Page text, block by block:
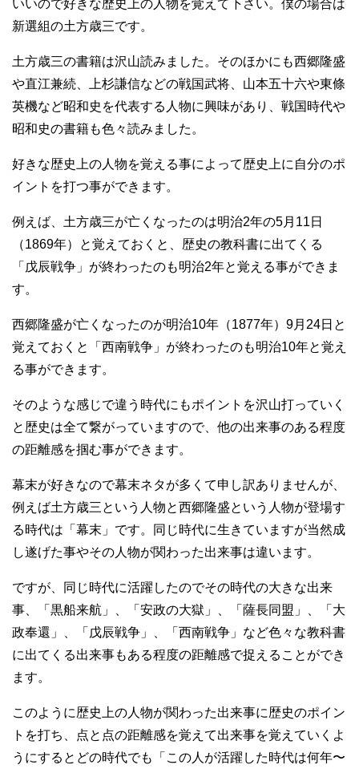
いいので好きな歴史上の人物を覚えて下さい。僕の場合は
新選組の土方歳三です。
土方歳三の書籍は沢山読みました。そのほかにも西郷隆盛
や直江兼続、上杉謙信などの戦国武将、山本五十六や東條
英機など昭和史を代表する人物に興味があり、戦国時代や
昭和史の書籍も色々読みました。
好きな歴史上の人物を覚える事によって歴史上に自分のポ
イントを打つ事ができます。
例えば、土方歳三が亡くなったのは明治2年の5月11日
（1869年）と覚えておくと、歴史の教科書に出てくる
「戊辰戦争」が終わったのも明治2年と覚える事ができま
す。
西郷隆盛が亡くなったのが明治10年（1877年）9月24日と
覚えておくと「西南戦争」が終わったのも明治10年と覚え
る事ができます。
そのような感じで違う時代にもポイントを沢山打っていく
と歴史は全て繋がっていますので、他の出来事のある程度
の距離感を掴む事ができます。
幕末が好きなので幕末ネタが多くて申し訳ありませんが、
例えば土方歳三という人物と西郷隆盛という人物が登場す
る時代は「幕末」です。同じ時代に生きていますが当然成
し遂げた事やその人物が関わった出来事は違います。
ですが、同じ時代に活躍したのでその時代の大きな出来
事、「黒船来航」、「安政の大獄」、「薩長同盟」、「大
政奉還」、「戊辰戦争」、「西南戦争」など色々な教科書
に出てくる出来事もある程度の距離感で捉えることができ
ます。
このように歴史上の人物が関わった出来事に歴史のポイン
トを打ち、点と点の距離感を覚えて出来事を覚えていくよ
うにするとどの時代でも「この人が活躍した時代は何年〜